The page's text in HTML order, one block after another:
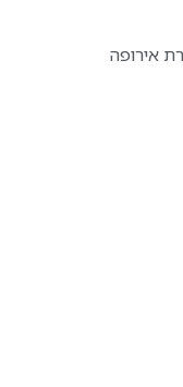
אירופה